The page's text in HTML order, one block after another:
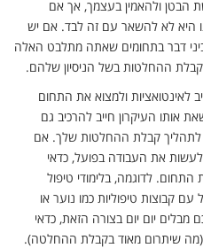
הבטן ולהאמין בעצמך, אך אם
היא לא להשאר עם זה לבד. אם יש
דבר בתחומים שאתה מתלבט האלה
ההחלטות בשל הניסיון שלהם.
לאינטואציות ולמצוא את התחום
אותו העיקרון חייב להרכיב גם
לתהליך קבלת ההחלטות שלך. אם
את העבודה בפועל, כדאי
לדוגמה, בלימודי טיפול
קבוצות טיפוליות כמו נוער או
יום יום בצורה הזאת, כדאי
שיתרום מאוד בקבלת ההחלטה).